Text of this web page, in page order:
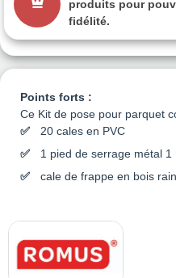
Points forts :
Ce Kit de pose pour parquet
20 cales en PVC
1 pied de serrage métal 1
cale de frappe en bois
produits pour
fidélité.